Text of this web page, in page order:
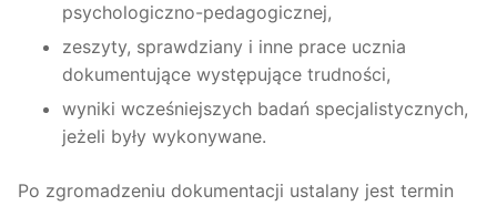
psychologiczno-pedagogicznej,
zeszyty, sprawdziany i inne prace ucznia
dokumentujące występujące trudności,
wyniki wcześniejszych badań specjalistycznych,
jeżeli były wykonywane.
Po zgromadzeniu dokumentacji ustalany jest termin